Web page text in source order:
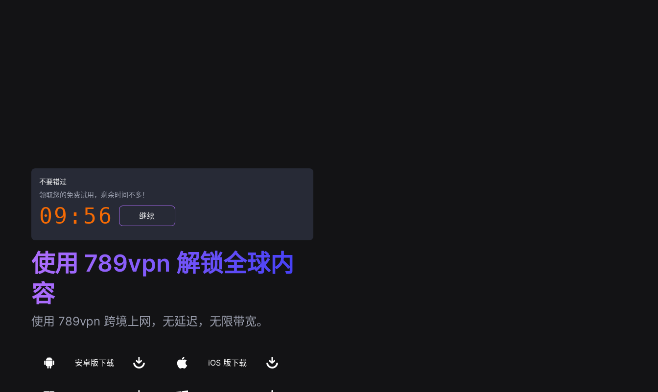
不要错过
领取您的免费试用，剩余时间不多！
09:55 继续
使用 789vpn 解锁全球内
容
使用 789vpn 跨境上网，无延迟，无限带宽。
安卓版下载 iOS 版下载